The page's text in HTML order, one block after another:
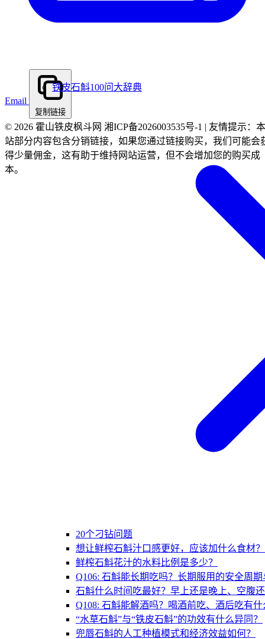
铁皮石斛100问大辞典
20个刁钻问题
想让鲜榨石斛汁口感更好，应该加什么食材？
鲜榨石斛花汁的水料比例是多少？
Q106: 石斛能长期吃吗？长期服用的安全周
石斛什么时间吃最好？早上还是晚上、空腹
Q108: 石斛能解酒吗？喝酒前吃、酒后吃有
“水草石斛”与“铁皮石斛”的功效有什么异同？
兜唇石斛的人工种植模式和经济效益如何？
Email
复制链接
© 2026 霍山铁皮枫斗网 湘ICP备2026003535号-1 | 友情提示：本
站部分内容包含分销链接，如果您通过链接购买，我们可能会
得少量佣金，这有助于维持网站运营，但不会增加您的购买成
本。